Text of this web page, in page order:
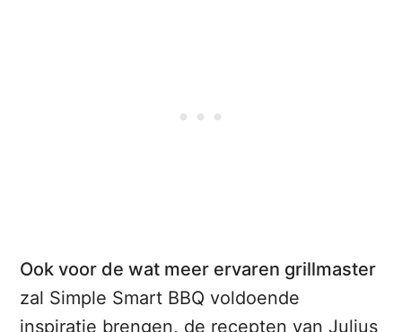
Ook voor de wat meer ervaren grillmaster
zal Simple Smart BBQ voldoende
inspiratie brengen, de recepten van Julius